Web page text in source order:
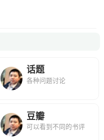
话题
各种问题讨论
豆瓣
可以看到不同的书评